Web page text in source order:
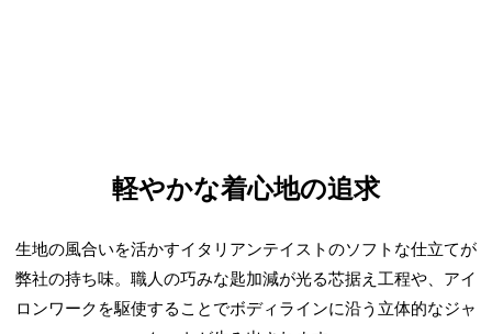
軽やかな着心地の追求
生地の風合いを活かすイタリアンテイストのソフトな仕立てが
弊社の持ち味。職人の巧みな匙加減が光る芯据え工程や、アイ
ロンワークを駆使することでボディラインに沿う立体的なジャ